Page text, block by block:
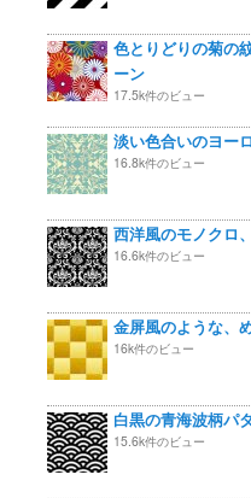
色とりどりの菊の
ーン
17.5k件のビュー
淡い色合いのヨー
16.8k件のビュー
西洋風のモノクロ
16.6k件のビュー
金屏風のような、
16k件のビュー
白黒の青海波柄パ
15.6k件のビュー